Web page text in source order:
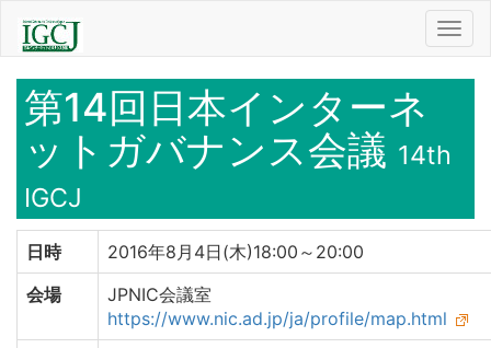
第14回日本インターネ
ットガバナンス会議 14th
IGCJ
日時
2016年8月4日(木)18:00～20:00
会場
JPNIC会議室
https://www.nic.ad.jp/ja/profile/map.html